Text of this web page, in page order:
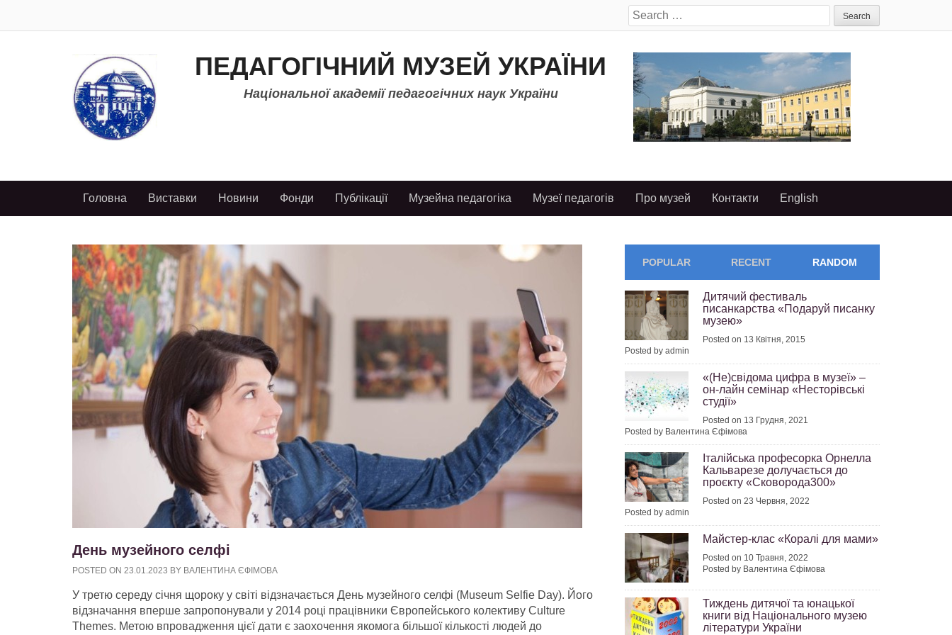
Search
for:
ПЕДАГОГІЧНИЙ МУЗЕЙ УКРАЇНИ
Національної академії педагогічних наук України
Головна Виставки Новини Фонди Публікації Музейна педагогіка Музеї педагогів Про музей Контакти English
День музейного селфі
POSTED ON 23.01.2023 BY ВАЛЕНТИНА ЄФІМОВА
У третю середу січня щороку у світі відзначається День музейного селфі (Museum Selfie Day). Його
відзначання вперше запропонували у 2014 році працівники Європейського колективу Culture
Themes. Метою впровадження цієї дати є заохочення якомога більшої кількості людей до
POPULAR RECENT RANDOM
Дитячий фестиваль
писанкарства «Подаруй писанку
музею»
Posted on 13 Квітня, 2015
Posted by admin
«(Не)свідома цифра в музеї» –
он-лайн семінар «Несторівські
студії»
Posted on 13 Грудня, 2021
Posted by Валентина Єфімова
Італійська професорка Орнелла
Кальварезе долучається до
проєкту «Сковорода300»
Posted on 23 Червня, 2022
Posted by admin
Майстер-клас «Коралі для мами»
Posted on 10 Травня, 2022
Posted by Валентина Єфімова
Тиждень дитячої та юнацької
книги від Національного музею
літератури України